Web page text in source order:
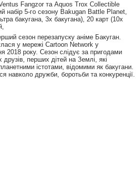
Fangzor та Aquos Trox Collectible
набір 5-го сезону Bakugan Battle Planet,
бакугана, 3х бакугана), 20 карт (10х
сезон перезапуску аніме Бакуган.
у мережі Cartoon Network у
2018 року. Сезон слідує за пригодами
перших дітей на Землі, які
істотами, відомими як бакугани.
навколо дружби, боротьби та конкуренції.